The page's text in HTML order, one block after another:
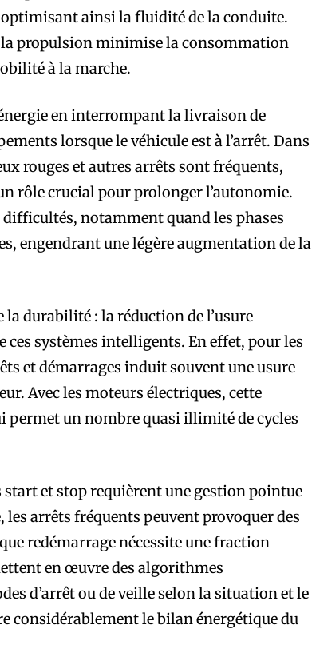
ainsi la fluidité de la conduite.
propulsion minimise la consommation
à la marche.
en interrompant la livraison de
lorsque le véhicule est à l’arrêt. Dans
rouges et autres arrêts sont fréquents,
rôle crucial pour prolonger l’autonomie.
notamment quand les phases
engendrant une légère augmentation de la
durabilité : la réduction de l’usure
ces systèmes intelligents. En effet, pour les
et démarrages induit souvent une usure
Avec les moteurs électriques, cette
un nombre quasi illimité de cycles
et stop requièrent une gestion pointue
les arrêts fréquents peuvent provoquer des
redémarrage nécessite une fraction
en œuvre des algorithmes
d’arrêt ou de veille selon la situation et le
considérablement le bilan énergétique du